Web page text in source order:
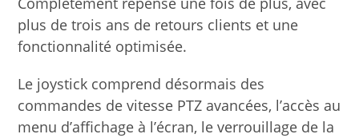
plus de trois ans de retours clients et une
fonctionnalité optimisée.
Le joystick comprend désormais des
commandes de vitesse PTZ avancées, l’accès au
menu d’affichage à l’écran, le verrouillage de la